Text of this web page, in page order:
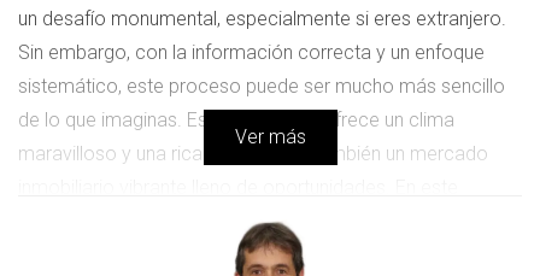
un desafío monumental, especialmente si eres extranjero.
Sin embargo, con la información correcta y un enfoque
sistemático, este proceso puede ser mucho más sencillo
de lo que imaginas. España no solo ofrece un clima
maravilloso y una rica cultura, sino también un mercado
artículo, te proporcionaremos una guía completa que te
ayudará a entender cada paso del proceso de compra,
Ver más